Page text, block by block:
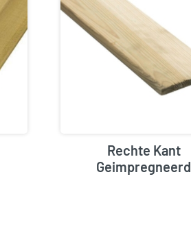
Rechte Kant
Geimpregneerd